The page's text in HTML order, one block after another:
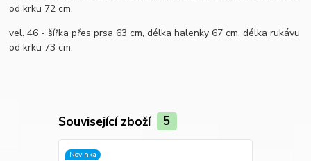
od krku 72 cm.
vel. 46 - šířka přes prsa 63 cm, délka halenky 67 cm, délka rukávu
od krku 73 cm.
Související zboží 5
Novinka